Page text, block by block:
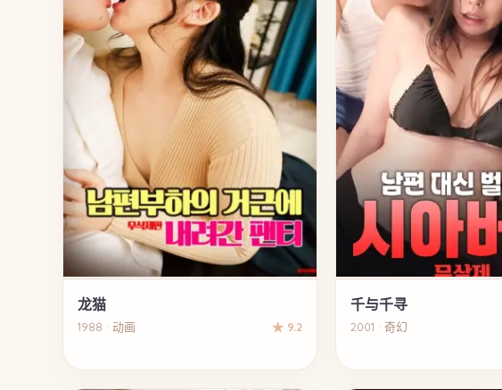
龙猫
1988 · 动画 ★ 9.2
千与千寻
2001 · 奇幻